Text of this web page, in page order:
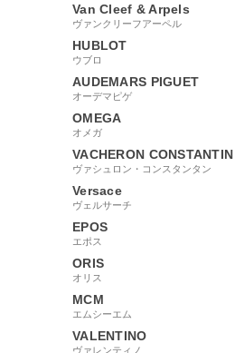
Van Cleef & Arpels
ヴァンクリーフアーペル
HUBLOT
ウブロ
AUDEMARS PIGUET
オーデマピゲ
OMEGA
オメガ
VACHERON CONSTANTIN
ヴァシュロン・コンスタンタン
Versace
ヴェルサーチ
EPOS
エポス
ORIS
オリス
MCM
エムシーエム
VALENTINO
ヴァレンティノ